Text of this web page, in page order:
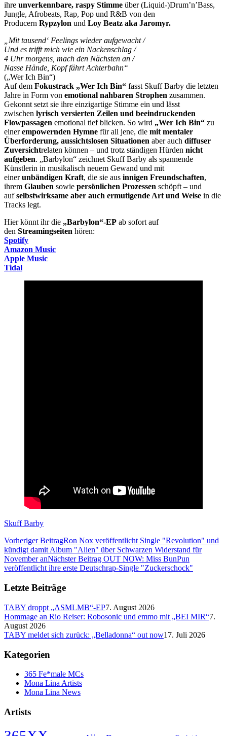
ihre unverkennbare, raspy Stimme über (Liquid-)Drum’n’Bass,
Jungle, Afrobeats, Rap, Pop und R&B von den
Producern Rypzylon und Loy Beatz aka Jaromyr.
„Mit tausend‘ Feelings wieder aufgewacht /
Und es trifft mich wie ein Nackenschlag /
4 Uhr morgens, mach den Nächsten an /
Nasse Hände, Kopf fährt Achterbahn“
(„Wer Ich Bin“)
Auf dem Fokustrack „Wer Ich Bin“ fasst Skuff Barby die letzten
Jahre in Form von emotional nahbaren Strophen zusammen.
Gekonnt setzt sie ihre einzigartige Stimme ein und lässt
zwischen lyrisch versierten Zeilen und beeindruckenden
Flowpassagen emotional tief blicken. So wird „Wer Ich Bin“ zu
einerempowernden Hymne für all jene, die mit mentaler
Überforderung, aussichtslosen Situationen aber auch diffuser
Zuversichtrelaten können – und trotz ständigen Hürden nicht
aufgeben. „Barbylon“ zeichnet Skuff Barby als spannende
Künstlerin in musikalisch neuem Gewand und mit
einerunbändigen Kraft, die sie aus innigen Freundschaften,
ihrem Glauben sowie persönlichen Prozessen schöpft – und
aufselbstwirksame aber auch ermutigende Art und Weise in die
Tracks legt.
Hier könnt ihr die „Barbylon“-EP ab sofort auf
den Streamingseiten hören:
Spotify
Amazon Music
Apple Music
Tidal
Skuff Barby
Vorheriger BeitragRon Nox veröffentlicht Single "Revolution" und
kündigt damit Album "Alien" über Schwarzen Widerstand für
November anNächster Beitrag OUT NOW: Miss BunPun
veröffentlicht ihre erste Deutschrap-Single "Zuckerschock"
Letzte Beiträge
TABY droppt „ASMLMB“-EP7. August 2026
Hommage an Rio Reiser: Robosonic und emmo mit „BEI MIR“7.
August 2026
TABY meldet sich zurück: „Belladonna“ out now17. Juli 2026
Kategorien
365 Fe*male MCs
Mona Lina Artists
Mona Lina News
Artists